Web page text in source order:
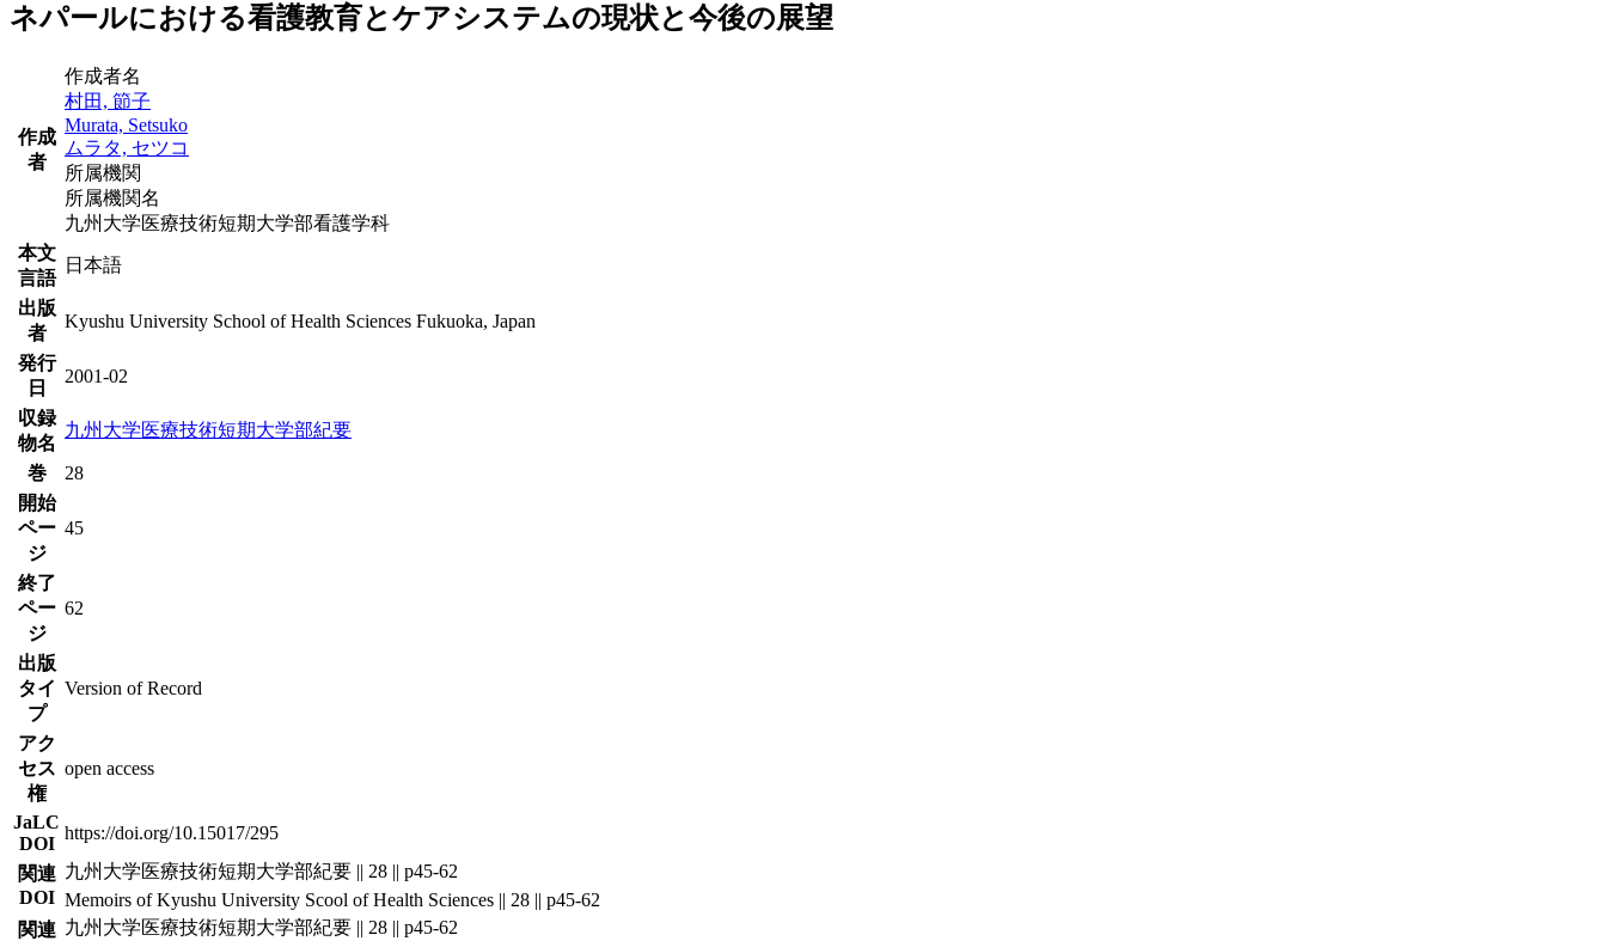
ネパールにおける看護教育とケアシステムの現状と今後の展望
作成
者
作成者名
村田, 節子
Murata, Setsuko
ムラタ, セツコ
所属機関
所属機関名
九州大学医療技術短期大学部看護学科
本文
言語
日本語
出版
者
Kyushu University School of Health Sciences Fukuoka, Japan
発行
日
2001-02
収録
物名
九州大学医療技術短期大学部紀要
巻
28
開始
ペー
ジ
45
終了
ペー
ジ
62
出版
タイ
プ
Version of Record
アク
セス
権
open access
JaLC
DOI
https://doi.org/10.15017/295
関連
DOI
九州大学医療技術短期大学部紀要 || 28 || p45-62
Memoirs of Kyushu University Scool of Health Sciences || 28 || p45-62
関連 九州大学医療技術短期大学部紀要 || 28 || p45-62